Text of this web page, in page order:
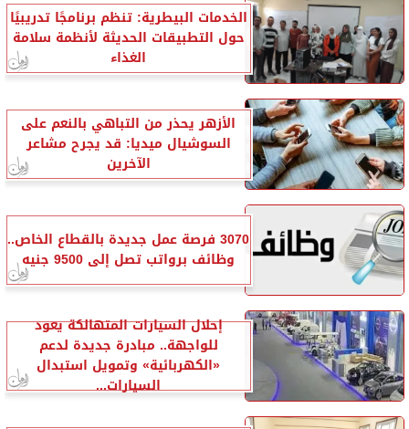
الخدمات البيطرية: تنظم برنامجًا تدريبيًا
حول التطبيقات الحديثة لأنظمة سلامة
الغذاء
الأزهر يحذر من التباهي بالنعم على
السوشيال ميديا: قد يجرح مشاعر
الآخرين
3070 فرصة عمل جديدة بالقطاع الخاص..
وظائف برواتب تصل إلى 9500 جنيه
إحلال السيارات المتهالكة يعود
للواجهة.. مبادرة جديدة لدعم
«الكهربائية» وتمويل استبدال
السيارات...